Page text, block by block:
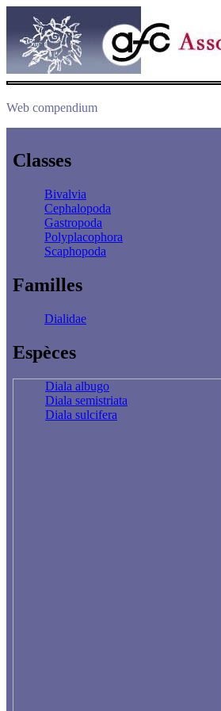
Web compendium
Classes
Bivalvia
Cephalopoda
Gastropoda
Polyplacophora
Scaphopoda
Familles
Dialidae
Espèces
Diala albugo
Diala semistriata
Diala sulcifera